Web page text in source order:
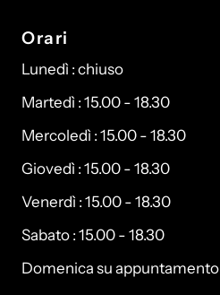
Orari
Lunedì : chiuso
Martedì : 15.00 - 18.30
Mercoledì : 15.00 - 18.30
Giovedì : 15.00 - 18.30
Venerdì : 15.00 - 18.30
Sabato : 15.00 - 18.30
Domenica su appuntamento